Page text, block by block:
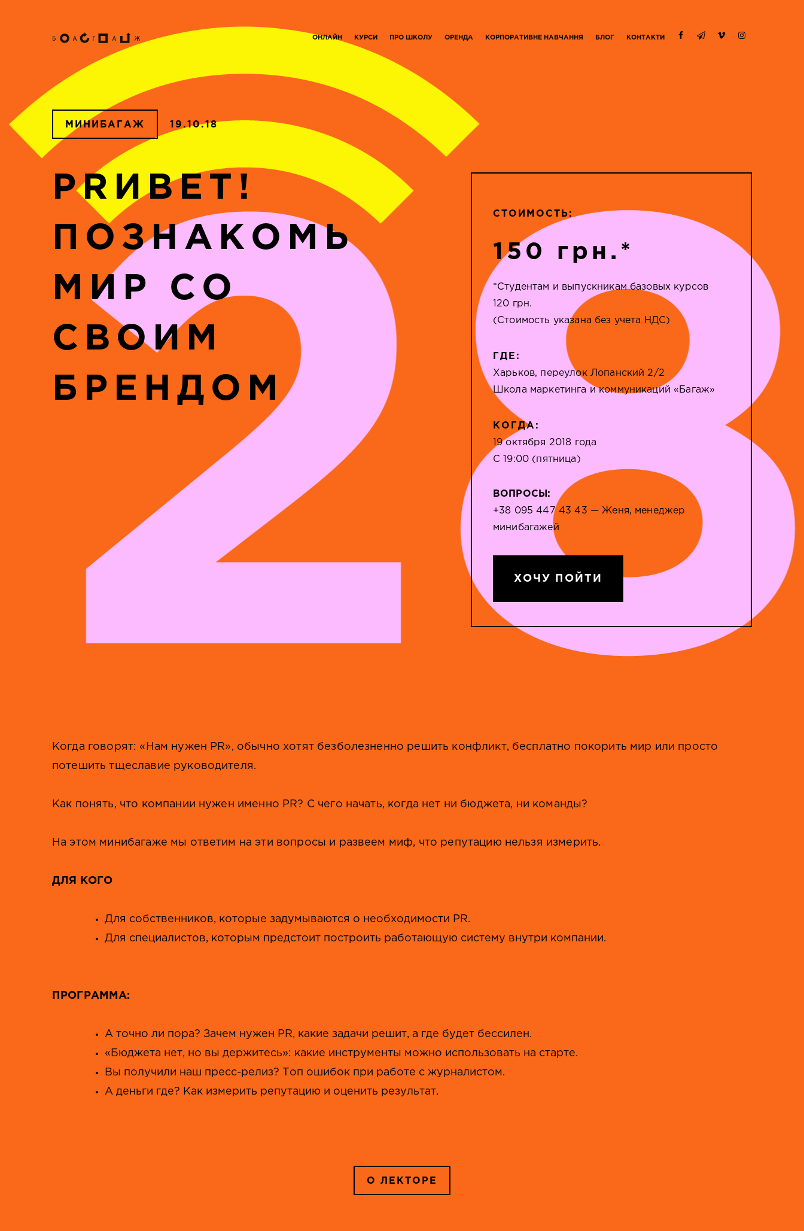
ОНЛАЙН КУРСИ ПРО ШКОЛУ ОРЕНДА КОРПОРАТИВНЕ НАВЧАННЯ БЛОГ КОНТАКТИ
МИНИБАГАЖ 19.10.18
PRИВЕТ!
ПОЗНАКОМЬ
МИР СО
СВОИМ
БРЕНДОМ
СТОИМОСТЬ:
150 грн.*
*Студентам и выпускникам базовых курсов
120 грн.
(Стоимость указана без учета НДС)
ГДЕ:
Харьков, переулок Лопанский 2/2
Школа маркетинга и коммуникаций «Багаж»
КОГДА:
19 октября 2018 года
С 19:00 (пятница)
ВОПРОСЫ:
+38 095 447 43 43 — Женя, менеджер
минибагажей
ХОЧУ ПОЙТИ
Когда говорят: «Нам нужен PR», обычно хотят безболезненно решить конфликт, бесплатно покорить мир или просто
потешить тщеславие руководителя.
Как понять, что компании нужен именно PR? С чего начать, когда нет ни бюджета, ни команды?
На этом минибагаже мы ответим на эти вопросы и развеем миф, что репутацию нельзя измерить.
ДЛЯ КОГО
Для собственников, которые задумываются о необходимости PR.
Для специалистов, которым предстоит построить работающую систему внутри компании.
ПРОГРАММА:
А точно ли пора? Зачем нужен PR, какие задачи решит, а где будет бессилен.
«Бюджета нет, но вы держитесь»: какие инструменты можно использовать на старте.
Вы получили наш пресс-релиз? Топ ошибок при работе с журналистом.
А деньги где? Как измерить репутацию и оценить результат.
О ЛЕКТОРЕ